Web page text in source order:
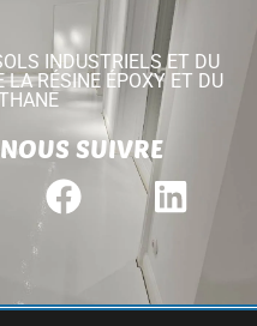
INDUSTRIELS ET DU
LA RÉSINE ÉPOXY ET DU
NOUS SUIVRE